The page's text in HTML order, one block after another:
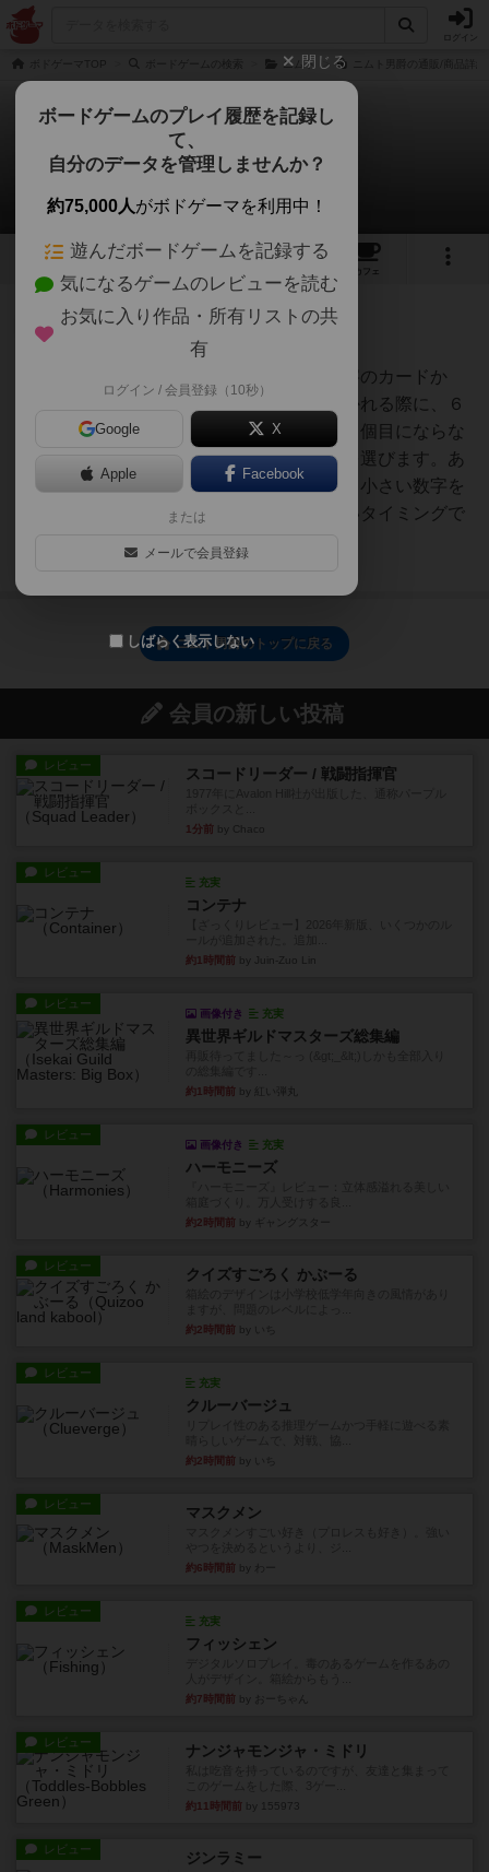
ログイン
ニムト
ニムト男爵
1件の戦略やコツ
8 1 6
カフェ
108名
カードを置ける順番（小さい数字のカードか
ら）を考え、自身のカードが置かれる際に、６
枚目にならない＆同じ色の牛の６個目にならな
いかを考えて、手札からカードを選びます。あ
とは、アクティブなカードよりも小さい数字を
出して列を引き取らざるをえないタイミングで
ニムト男爵のトップに戻る
会員の新しい投稿
レビュー スコードリーダー / 戦闘指揮官
1分前 by Chaco
レビュー
充実
コンテナ
約1時間前 by Juin-Zuo Lin
レビュー
画像付き 充実
異世界ギルドマスターズ総集編
約1時間前 by 紅い弾丸
レビュー
画像付き 充実
ハーモニーズ
約2時間前 by ギャングスター
レビュー クイズすごろく かぶーる
約2時間前 by いち
レビュー
充実
クルーバージュ
約2時間前 by いち
レビュー マスクメン
約6時間前 by わー
レビュー
充実
フィッシェン
約7時間前 by おーちゃん
レビュー ナンジャモンジャ・ミドリ
約11時間前 by 155973
レビュー ジンラミー
閉じる
ボードゲームのプレイ履歴を記録し
て、
自分のデータを管理しませんか？
約75,000人がボドゲーマを利用中！
遊んだボードゲームを記録する
気になるゲームのレビューを読む
お気に入り作品・所有リストの共
有
ログイン / 会員登録（10秒）
Google X
Apple Facebook
または
メールで会員登録
しばらく表示しない